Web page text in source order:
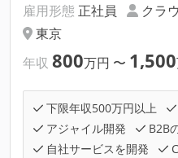
雇用形態 正社員
クラ
東京
年収 800万円 〜 1,500
下限年収500万円以上
アジャイル開発
B2B
自社サービスを開発